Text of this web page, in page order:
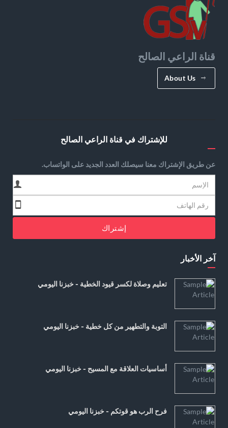
قناة الراعي الصالح
About Us
للإشتراك في قناة الراعي الصالح
عن طريق الإشتراك معنا سيصلك العدد الجديد على الواتساب.
إشتراك
آخر الأخبار
تعليم وصلاة لكسر قيود الخطية - خبزنا اليومي
التوبة والتطهير من كل خطية - خبزنا اليومي
أساسيات العلاقة مع المسيح - خبزنا اليومي
فرح الرب هو قوتكم - خبزنا اليومي